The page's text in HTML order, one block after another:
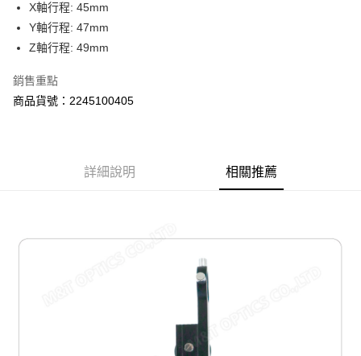
X軸行程: 45mm
Y軸行程: 47mm
Z軸行程: 49mm
銷售重點
商品貨號：2245100405
詳細說明 相關推薦